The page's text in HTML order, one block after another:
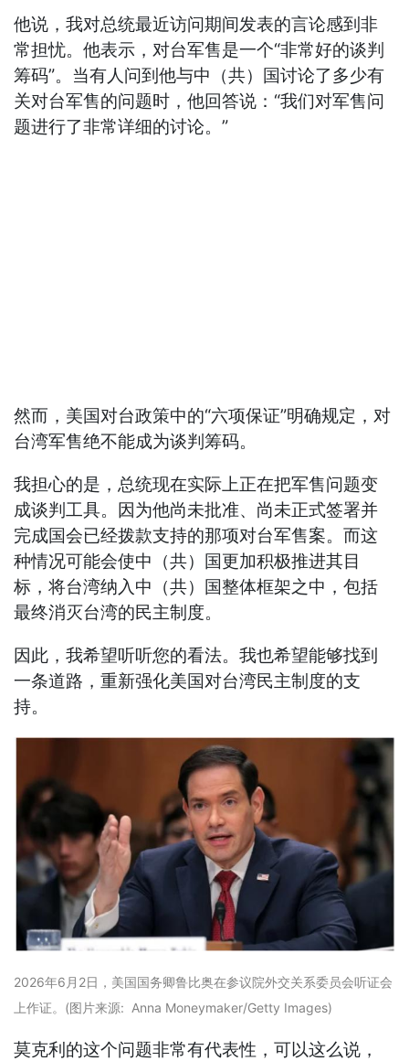
他说，我对总统最近访问期间发表的言论感到非
常担忧。他表示，对台军售是一个“非常好的谈判
筹码”。当有人问到他与中（共）国讨论了多少有
关对台军售的问题时，他回答说：“我们对军售问
题进行了非常详细的讨论。”
然而，美国对台政策中的“六项保证”明确规定，对
台湾军售绝不能成为谈判筹码。
我担心的是，总统现在实际上正在把军售问题变
成谈判工具。因为他尚未批准、尚未正式签署并
完成国会已经拨款支持的那项对台军售案。而这
种情况可能会使中（共）国更加积极推进其目
标，将台湾纳入中（共）国整体框架之中，包括
最终消灭台湾的民主制度。
因此，我希望听听您的看法。我也希望能够找到
一条道路，重新强化美国对台湾民主制度的支
持。
2026年6月2日，美国国务卿鲁比奥在参议院外交关系委员会听证会
上作证。(图片来源: Anna Moneymaker/Getty Images)
莫克利的这个问题非常有代表性，可以这么说，